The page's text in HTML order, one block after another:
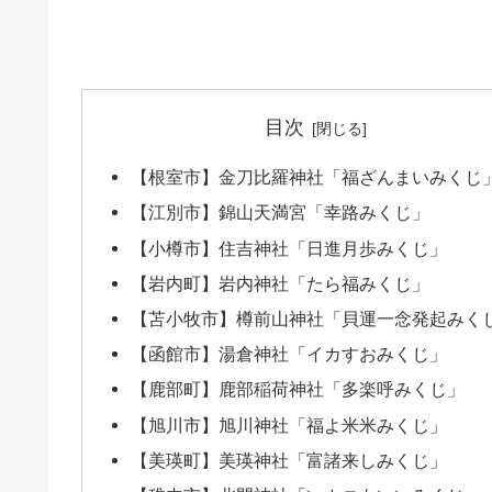
目次
【根室市】金刀比羅神社「福ざんまいみくじ
【江別市】錦山天満宮「幸路みくじ」
【小樽市】住吉神社「日進月歩みくじ」
【岩内町】岩内神社「たら福みくじ」
【苫小牧市】樽前山神社「貝運一念発起みく
【函館市】湯倉神社「イカすおみくじ」
【鹿部町】鹿部稲荷神社「多楽呼みくじ」
【旭川市】旭川神社「福よ米米みくじ」
【美瑛町】美瑛神社「富諸来しみくじ」